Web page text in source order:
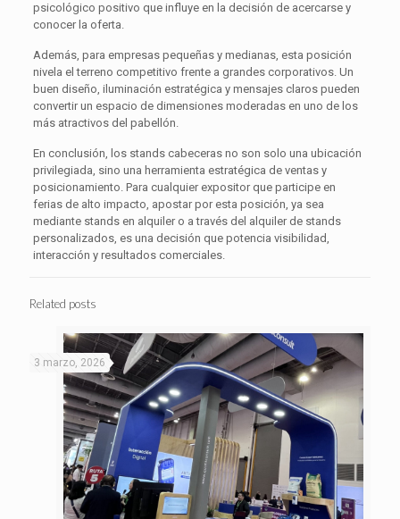
psicológico positivo que influye en la decisión de acercarse y
conocer la oferta.
Además, para empresas pequeñas y medianas, esta posición
nivela el terreno competitivo frente a grandes corporativos. Un
buen diseño, iluminación estratégica y mensajes claros pueden
convertir un espacio de dimensiones moderadas en uno de los
más atractivos del pabellón.
En conclusión, los stands cabeceras no son solo una ubicación
privilegiada, sino una herramienta estratégica de ventas y
posicionamiento. Para cualquier expositor que participe en
ferias de alto impacto, apostar por esta posición, ya sea
mediante stands en alquiler o a través del alquiler de stands
personalizados, es una decisión que potencia visibilidad,
interacción y resultados comerciales.
Related posts
3 marzo, 2026